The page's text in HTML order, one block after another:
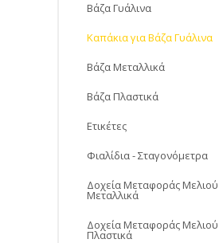
Βάζα Γυάλινα
Καπάκια για Βάζα Γυάλινα
Βάζα Μεταλλικά
Βάζα Πλαστικά
Ετικέτες
Φιαλίδια - Σταγονόμετρα
Δοχεία Μεταφοράς Μελιού
Μεταλλικά
Δοχεία Μεταφοράς Μελιού
Πλαστικά